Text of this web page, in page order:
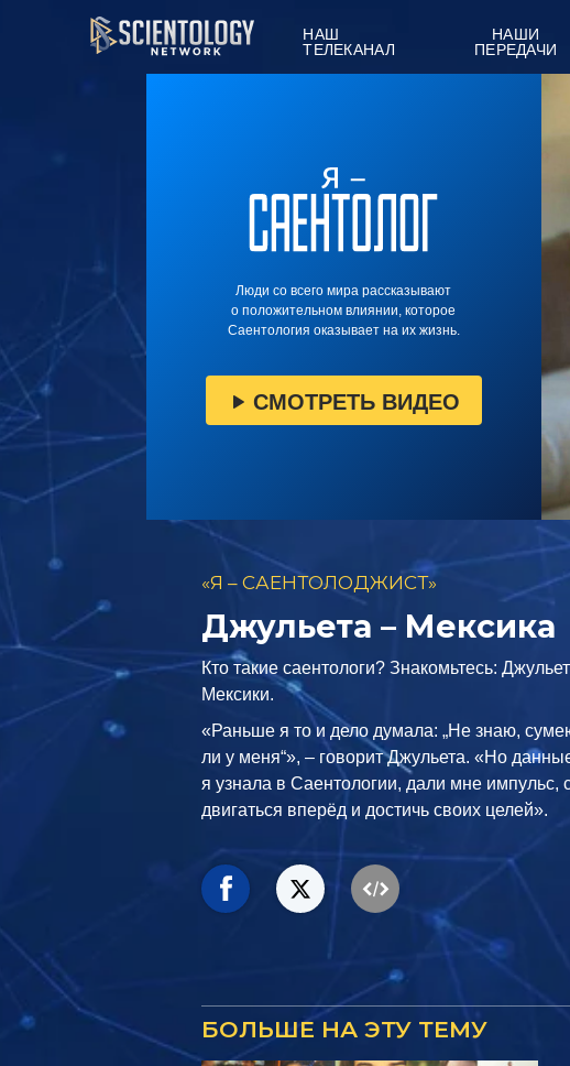
НАШ
ТЕЛЕКАНАЛ
НАШИ
ПЕРЕДАЧИ
Люди со всего мира рассказывают
о положительном влиянии, которое
Саентология оказывает на их жизнь.
СМОТРЕТЬ ВИДЕО
«Я – САЕНТОЛОДЖИСТ»
Джульета – Мексика
Кто такие саентологи? Знакомьтесь:
Мексики.
«Раньше я то и дело думала: „Не знаю,
ли у меня“», – говорит Джульета. «Но
я узнала в Саентологии, дали мне импульс,
двигаться вперёд и достичь своих целей».
БОЛЬШЕ НА ЭТУ ТЕМУ